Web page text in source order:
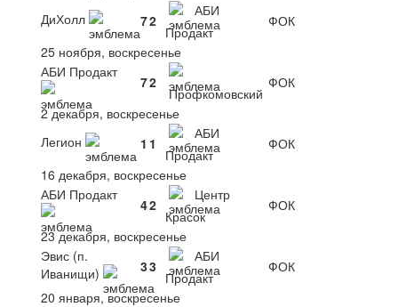
ДиХолл
72
АБИ
Продакт
ФОК
25 ноября, воскресенье
АБИ Продакт
72
Профкомовский
ФОК
2 декабря, воскресенье
Легион
1 1
АБИ
Продакт
ФОК
16 декабря, воскресенье
АБИ Продакт
42
Центр
Красок
ФОК
23 декабря, воскресенье
Эвис (п.
Иванищи)
33
АБИ
Продакт
ФОК
20 января, воскресенье